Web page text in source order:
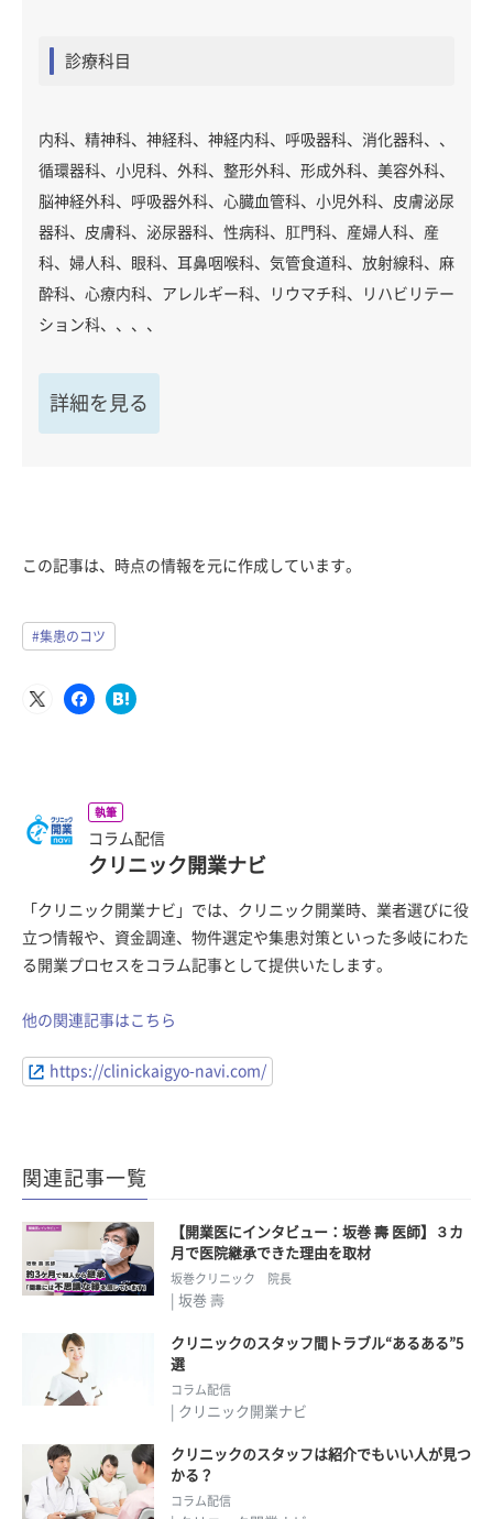
診療科目
内科、精神科、神経科、神経内科、呼吸器科、消化器科、、
循環器科、小児科、外科、整形外科、形成外科、美容外科、
脳神経外科、呼吸器外科、心臓血管科、小児外科、皮膚泌尿
器科、皮膚科、泌尿器科、性病科、肛門科、産婦人科、産
科、婦人科、眼科、耳鼻咽喉科、気管食道科、放射線科、麻
酔科、心療内科、アレルギー科、リウマチ科、リハビリテー
ション科、、、、
詳細を見る
この記事は、時点の情報を元に作成しています。
#集患のコツ
執筆
コラム配信
クリニック開業ナビ
「クリニック開業ナビ」では、クリニック開業時、業者選びに役
立つ情報や、資金調達、物件選定や集患対策といった多岐にわた
る開業プロセスをコラム記事として提供いたします。
他の関連記事はこちら
https://clinickaigyo-navi.com/
関連記事一覧
【開業医にインタビュー：坂巻 壽 医師】３カ
月で医院継承できた理由を取材
坂巻クリニック 院長
| 坂巻 壽
クリニックのスタッフ間トラブル“あるある”5
選
コラム配信
| クリニック開業ナビ
クリニックのスタッフは紹介でもいい人が見つ
かる？
コラム配信